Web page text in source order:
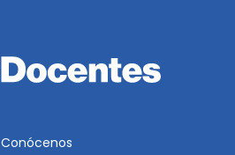
Conócenos